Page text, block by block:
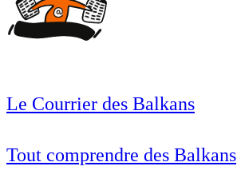
Le Courrier des Balkans
Tout comprendre des Balkans